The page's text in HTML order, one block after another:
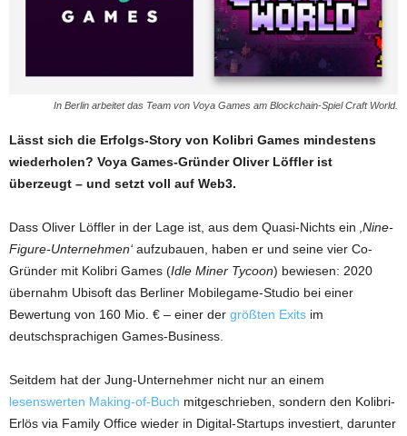
In Berlin arbeitet das Team von Voya Games am Blockchain-Spiel Craft World.
Lässt sich die Erfolgs-Story von Kolibri Games mindestens
wiederholen? Voya Games-Gründer Oliver Löffler ist
überzeugt – und setzt voll auf Web3.
Dass Oliver Löffler in der Lage ist, aus dem Quasi-Nichts ein ‚Nine-
Figure-Unternehmen‘ aufzubauen, haben er und seine vier Co-
Gründer mit Kolibri Games (Idle Miner Tycoon) bewiesen: 2020
übernahm Ubisoft das Berliner Mobilegame-Studio bei einer
Bewertung von 160 Mio. € – einer der größten Exits im
deutschsprachigen Games-Business.
Seitdem hat der Jung-Unternehmer nicht nur an einem
lesenswerten Making-of-Buch mitgeschrieben, sondern den Kolibri-
Erlös via Family Office wieder in Digital-Startups investiert, darunter